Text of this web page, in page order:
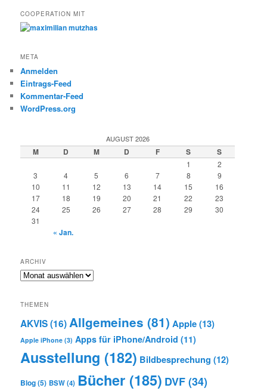
COOPERATION MIT
META
Anmelden
Eintrags-Feed
Kommentar-Feed
WordPress.org
AUGUST 2026
M D M D F S S
1
2
3
4 5 6 7 8
9
10
11 12 13 14 15
16
17
18 19 20 21 22
23
24
25 26 27 28 29
30
31
« Jan.
ARCHIV
Archiv
THEMEN
AKVIS(16)Allgemeines (81) Apple(13)
Apple iPhone (3) Apps für iPhone/Android (11)
Ausstellung (182) Bildbesprechung (12)
Blog(5) BSW(4) Bücher (185) DVF (34)